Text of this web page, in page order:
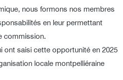
nous formons nos membres
en leur permettant
commission.
ont saisi cette opportunité en 2025
locale montpelliéraine